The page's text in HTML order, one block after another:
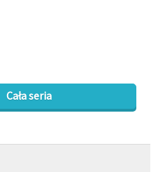
Cała seria